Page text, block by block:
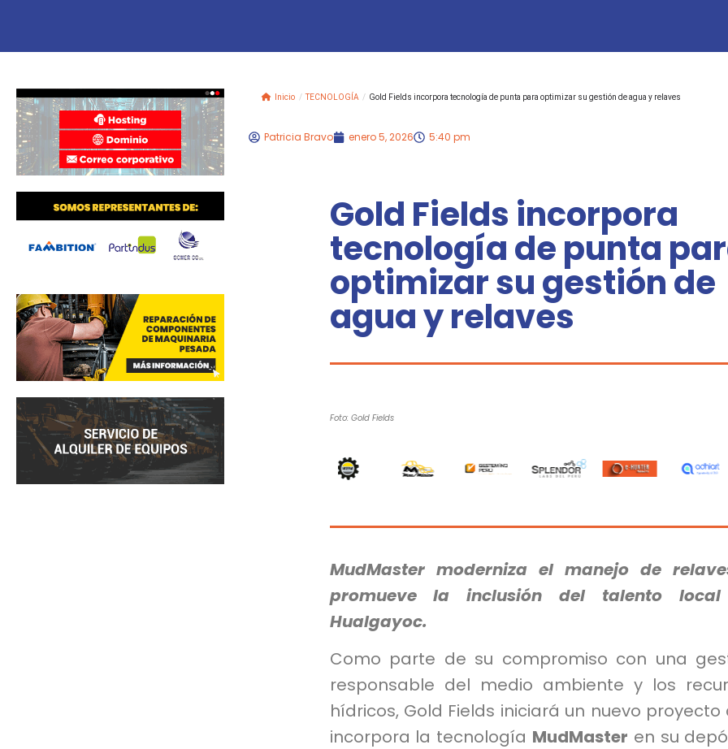
Inicio / TECNOLOGÍA / Gold Fields incorpora tecnología de punta para optimizar su gestión de agua y relaves
Patricia Bravo enero 5, 2026 5:40 pm
Gold Fields incorpora
tecnología de punta
optimizar su gestión de
agua y relaves
Foto: Gold Fields
MudMaster moderniza el manejo de
promueve la inclusión del talento
Hualgayoc.
Como parte de su compromiso con una
responsable del medio ambiente y los
hídricos, Gold Fields iniciará un nuevo proyecto
incorpora la tecnología MudMaster en su